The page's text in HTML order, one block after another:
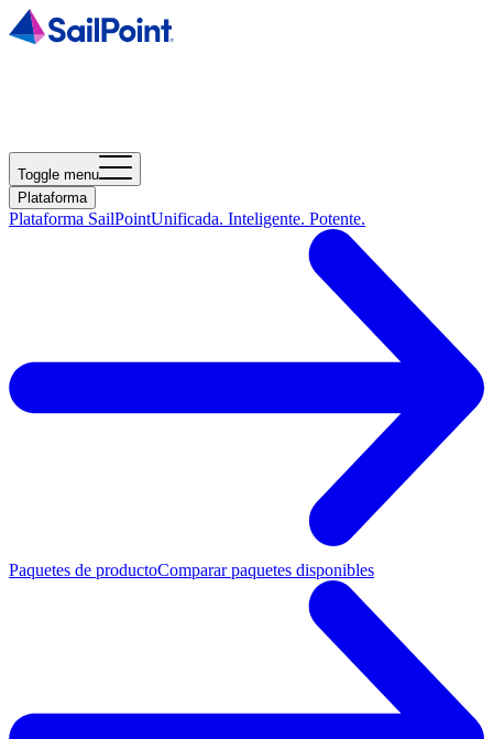
Toggle menu
Plataforma
Plataforma SailPointUnificada. Inteligente. Potente.
Paquetes de productoComparar paquetes disponibles